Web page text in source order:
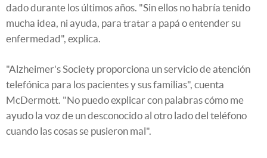
dado durante los últimos años. "Sin ellos no habría tenido
mucha idea, ni ayuda, para tratar a papá o entender su
enfermedad", explica.
"Alzheimer's Society proporciona un servicio de atención
telefónica para los pacientes y sus familias", cuenta
McDermott. "No puedo explicar con palabras cómo me
ayudo la voz de un desconocido al otro lado del teléfono
cuando las cosas se pusieron mal".